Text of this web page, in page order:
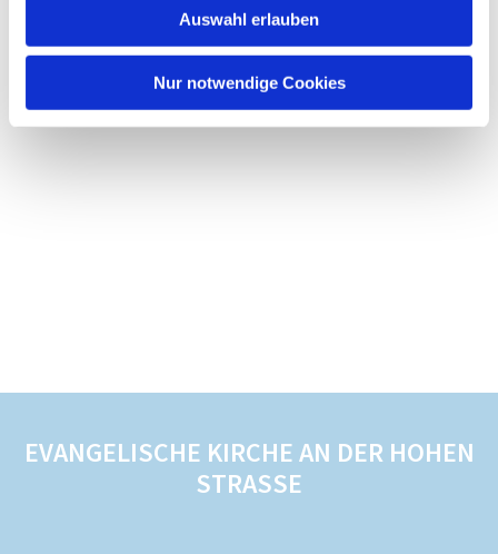
Auswahl erlauben
Nur notwendige Cookies
EVANGELISCHE KIRCHE AN DER HOHEN
STRASSE